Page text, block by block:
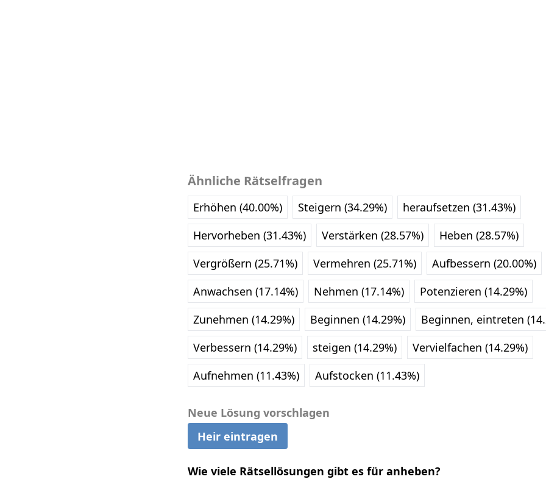
Ähnliche Rätselfragen
Erhöhen (40.00%) Steigern (34.29%)
heraufsetzen (31.43%)
Hervorheben (31.43%)
Verstärken (28.57%)
Heben (28.57%)
Vergrößern (25.71%)
Vermehren (25.71%)
Aufbessern (20.00%)
Anwachsen (17.14%)
Nehmen (17.14%)
Potenzieren (14.29%)
Zunehmen (14.29%)
Beginnen (14.29%)
Beginnen, eintreten
Verbessern (14.29%)
steigen (14.29%)
Vervielfachen (14.29%)
Aufnehmen (11.43%)
Aufstocken (11.43%)
Neue Lösung vorschlagen
Heir eintragen
Wie viele Rätsellösungen gibt es für anheben?